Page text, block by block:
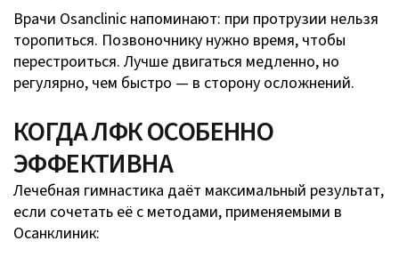
Врачи Osanclinic напоминают: при протрузии нельзя
торопиться. Позвоночнику нужно время, чтобы
перестроиться. Лучше двигаться медленно, но
регулярно, чем быстро — в сторону осложнений.
КОГДА ЛФК ОСОБЕННО
ЭФФЕКТИВНА
Лечебная гимнастика даёт максимальный результат,
если сочетать её с методами, применяемыми в
Осанклиник: